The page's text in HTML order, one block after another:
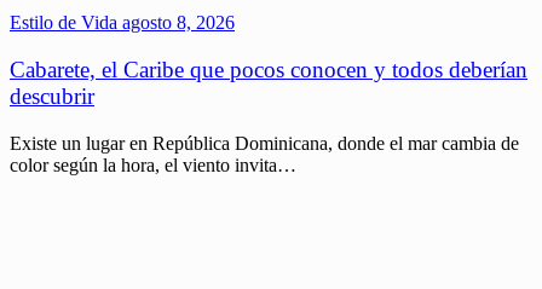
Estilo de Vida agosto 8, 2026
Cabarete, el Caribe que pocos conocen y todos deberían
descubrir
Existe un lugar en República Dominicana, donde el mar cambia de
color según la hora, el viento invita…